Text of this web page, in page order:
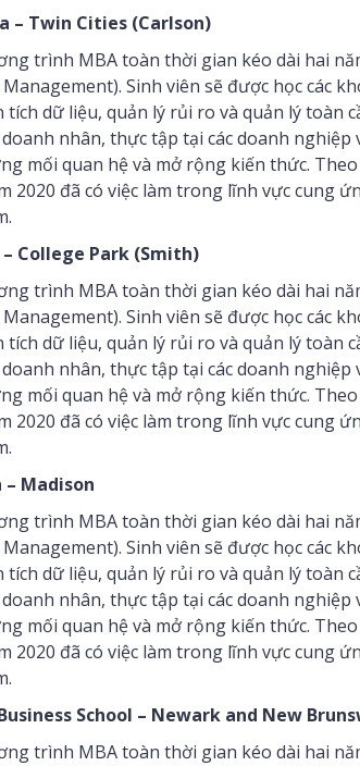
– Twin Cities (Carlson)
trình MBA toàn thời gian kéo dài hai
Sinh viên sẽ được học các
dữ liệu, quản lý rủi ro và quản lý toàn
nhân, thực tập tại các doanh
mối quan hệ và mở rộng kiến thức.
2020 đã có việc làm trong lĩnh vực cung
College Park (Smith)
trình MBA toàn thời gian kéo dài hai
Sinh viên sẽ được học các
dữ liệu, quản lý rủi ro và quản lý toàn
nhân, thực tập tại các doanh
mối quan hệ và mở rộng kiến thức.
2020 đã có việc làm trong lĩnh vực cung
– Madison
trình MBA toàn thời gian kéo dài hai
Sinh viên sẽ được học các
dữ liệu, quản lý rủi ro và quản lý toàn
nhân, thực tập tại các doanh
mối quan hệ và mở rộng kiến thức.
2020 đã có việc làm trong lĩnh vực cung
School – Newark and New
trình MBA toàn thời gian kéo dài hai